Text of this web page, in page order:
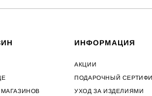
ИНФОРМАЦИЯ
АКЦИИ
ПОДАРОЧНЫЙ
УХОД ЗА ИЗДЕЛИЯМИ